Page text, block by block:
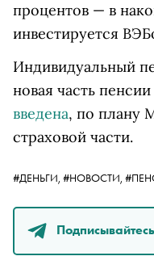
процентов — в
инвестируется
Индивидуальный
новая часть
введена, по плану
страховой части.
#ДЕНЬГИ, #НОВОСТИ,